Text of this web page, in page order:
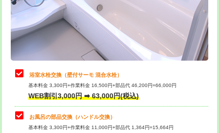
桝清掃 8,800円
止水・漏水調査・防水処理・清掃・修
理・調整・分解・加工など（軽作業）
止水・漏水調査・防水処理・清掃・修
理・調整・分解・加工など（中作業）
22,000円
止水・漏水調査・防水処理・清掃・修
理・調整・分解・加工など（重作業）
33,000円
トイレタンク脱着
浴室水栓交換（壁付サーモ 混合水栓）
基本料金 3,300円+作業料金 16,500円+部品代 46,200円=66,000円
WEB割引3,000円 ➡ 63,000円(税込)
お風呂の部品交換（ハンドル交換）
基本料金 3,300円+作業料金 11,000円+部品代 1,364円=15,664円